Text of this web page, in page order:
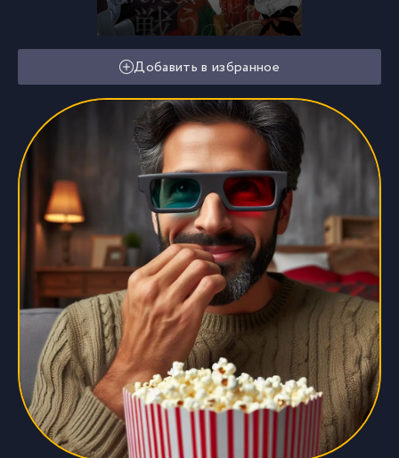
Добавить в избранное